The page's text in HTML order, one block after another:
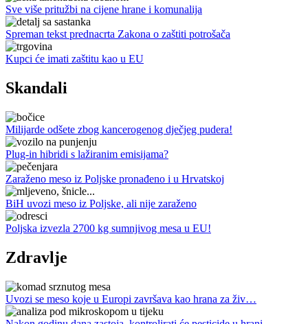
Sve više pritužbi na cijene hrane i komunalija
Spreman tekst prednacrta Zakona o zaštiti potrošača
Kupci će imati zaštitu kao u EU
Skandali
Milijarde odšete zbog kancerogenog dječjeg pudera!
Plug-in hibridi s lažiranim emisijama?
Zaraženo meso iz Poljske pronađeno i u Hrvatskoj
BiH uvozi meso iz Poljske, ali nije zaraženo
Poljska izvezla 2700 kg sumnjivog mesa u EU!
Zdravlje
Uvozi se meso koje u Europi završava kao hrana za živ…